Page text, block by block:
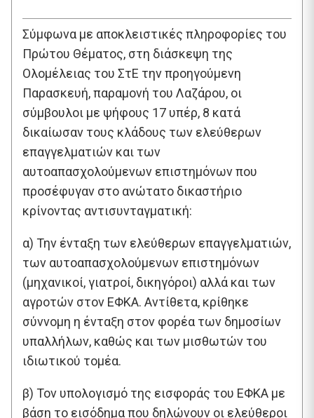
Σύμφωνα με αποκλειστικές πληροφορίες του
Πρώτου Θέματος, στη διάσκεψη της
Ολομέλειας του ΣτΕ την προηγούμενη
Παρασκευή, παραμονή του Λαζάρου, οι
σύμβουλοι με ψήφους 17 υπέρ, 8 κατά
δικαίωσαν τους κλάδους των ελεύθερων
επαγγελματιών και των
αυτοαπασχολούμενων επιστημόνων που
προσέφυγαν στο ανώτατο δικαστήριο
κρίνοντας αντισυνταγματική:
α) Την ένταξη των ελεύθερων επαγγελματιών,
των αυτοαπασχολούμενων επιστημόνων
(μηχανικοί, γιατροί, δικηγόροι) αλλά και των
αγροτών στον ΕΦΚΑ. Αντίθετα, κρίθηκε
σύννομη η ένταξη στον φορέα των δημοσίων
υπαλλήλων, καθώς και των μισθωτών του
ιδιωτικού τομέα.
β) Τον υπολογισμό της εισφοράς του ΕΦΚΑ με
βάση το εισόδημα που δηλώνουν οι ελεύθεροι